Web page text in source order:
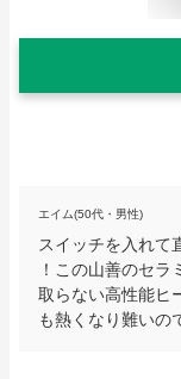
エイム(50代・男性)
スイッチを入れて
！この山善のセ
取らない高性能ヒ
も熱くなり難いの